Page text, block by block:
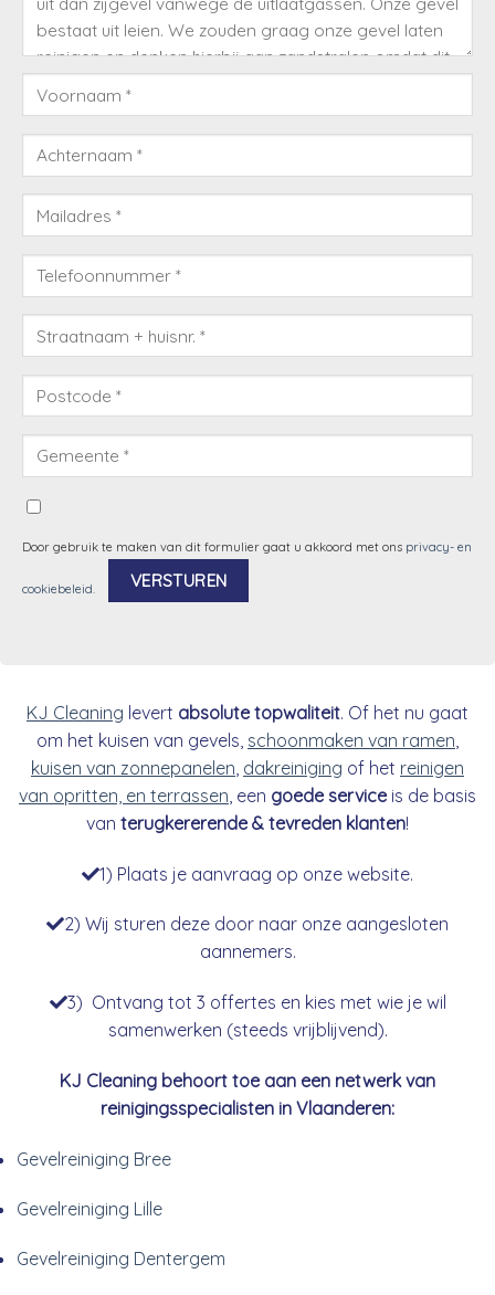
Door gebruik te maken van dit formulier gaat u akkoord met ons privacy- en
cookiebeleid.
KJ Cleaning levert absolute topwaliteit. Of het nu gaat
om het kuisen van gevels, schoonmaken van ramen
kuisen van zonnepanelen dakreiniging of het reinigen
van opritten, en terrassen , een goede serviceis de basis
van terugkererende & tevreden klanten!
1) Plaats je aanvraag op onze website.
2) Wij sturen deze door naar onze aangesloten
aannemers.
3) Ontvang tot 3 offertes en kies met wie je wil
samenwerken (steeds vrijblijvend).
KJ Cleaning behoort toe aan een netwerk van
reinigingsspecialisten in Vlaanderen:
Gevelreiniging Bree
Gevelreiniging Lille
Gevelreiniging Dentergem